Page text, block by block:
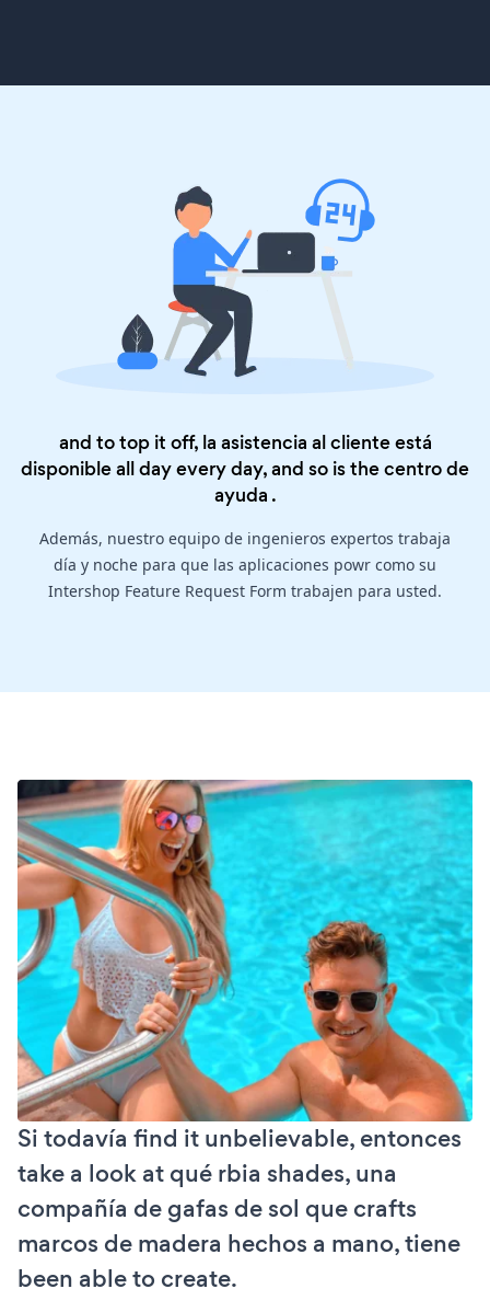
and to top it off, la asistencia al cliente está
disponible all day every day, and so is thecentro de
ayuda .
Además, nuestro equipo de ingenieros expertos trabaja
día y noche para que las aplicaciones powr como su
Intershop Feature Request Form trabajen para usted.
Si todavía find it unbelievable, entonces
take a look at qué rbia shades, una
compañía de gafas de sol que crafts
marcos de madera hechos a mano, tiene
been able to create.